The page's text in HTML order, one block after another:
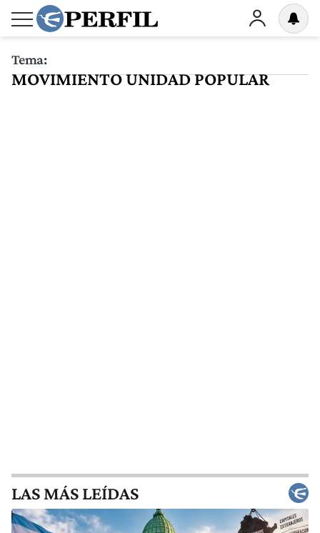
Tema:
MOVIMIENTO UNIDAD POPULAR
LAS MÁS LEÍDAS